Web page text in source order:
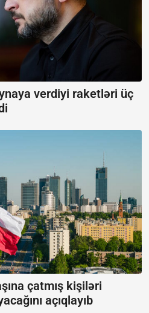
verdiyi raketləri üç
çatmış kişiləri
açıqlayıb